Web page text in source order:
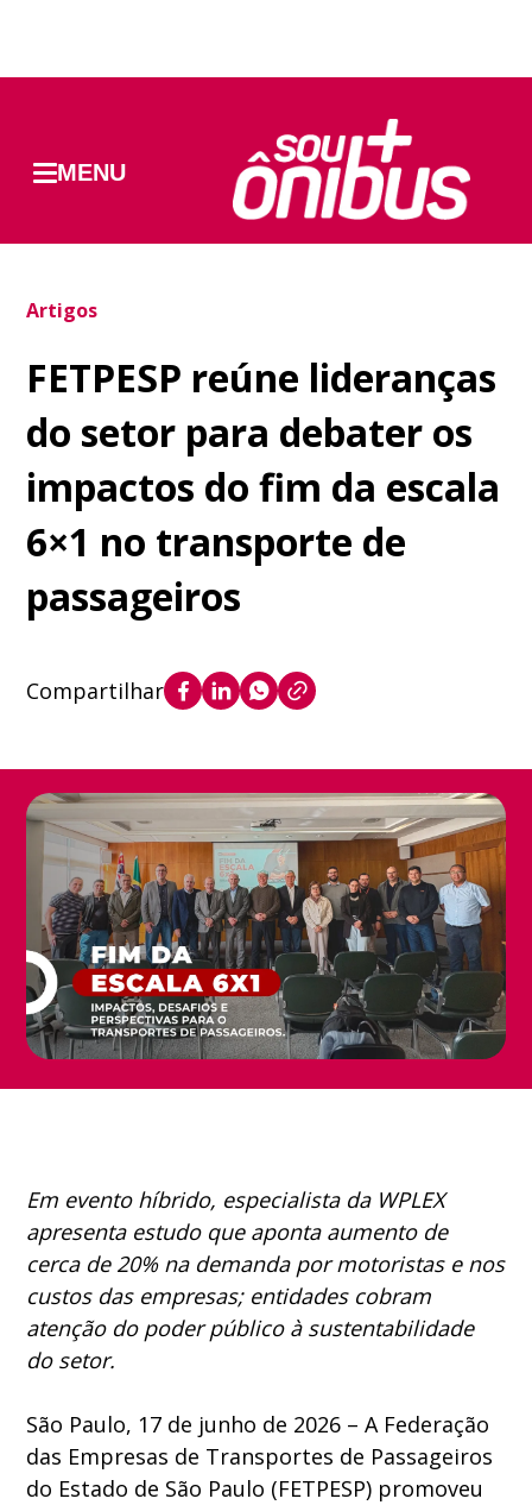
MENU
Artigos
FETPESP reúne lideranças
do setor para debater os
impactos do fim da escala
6×1 no transporte de
passageiros
Compartilhar
Em evento híbrido, especialista da WPLEX
apresenta estudo que aponta aumento de
cerca de 20% na demanda por motoristas e nos
custos das empresas; entidades cobram
atenção do poder público à sustentabilidade
do setor.
São Paulo, 17 de junho de 2026 – A Federação
das Empresas de Transportes de Passageiros
do Estado de São Paulo (FETPESP) promoveu